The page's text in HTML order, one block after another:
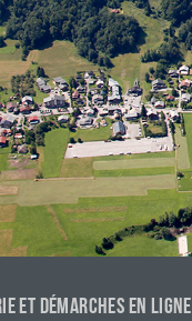
ET DÉMARCHES EN LIGNE